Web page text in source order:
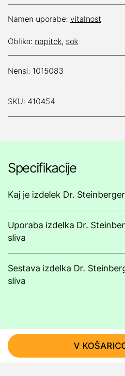
Namen uporabe: vitalnost
Oblika: napitek, sok
Nensi: 1015083
SKU: 410454
Specifikacije
Kaj je izdelek Dr.
Uporaba izdelka Dr.
sliva
Sestava izdelka Dr.
sliva
V